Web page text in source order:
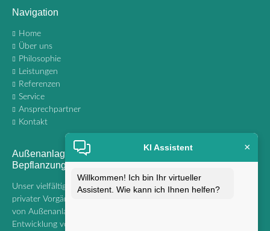
Navigation
Navigation
überspringen
Home
Über uns
Philosophie
Leistungen
Referenzen
Service
Ansprechpartner
Kontakt
Außenanlagen Innenhof Gehwege, Rasenflächen und
Bepflanzung
Unser vielfältiges Projektportfolio reicht von der Gestaltung
privater Vorgärten über die umfassende Planung und Realisierung
von Außenanlagen für Wohnblöcke bis hin zur Pflege und
Entwicklung von Grünflächen an Industriestandorten. Wir legen
KI Assistent ×
Willkommen! Ich bin Ihr virtueller
Assistent. Wie kann ich Ihnen helfen?